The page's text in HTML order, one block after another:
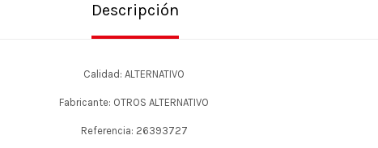
Descripción
Calidad: ALTERNATIVO
Fabricante: OTROS ALTERNATIVO
Referencia: 26393727